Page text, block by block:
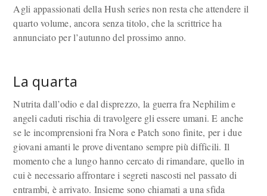
Agli appassionati della Hush series non resta che attendere il
quarto volume, ancora senza titolo, che la scrittrice ha
annunciato per l’autunno del prossimo anno.
La quarta
Nutrita dall’odio e dal disprezzo, la guerra fra Nephilim e
angeli caduti rischia di travolgere gli essere umani. E anche
se le incomprensioni fra Nora e Patch sono finite, per i due
giovani amanti le prove diventano sempre più difficili. Il
momento che a lungo hanno cercato di rimandare, quello in
cui è necessario affrontare i segreti nascosti nel passato di
entrambi, è arrivato. Insieme sono chiamati a una sfida